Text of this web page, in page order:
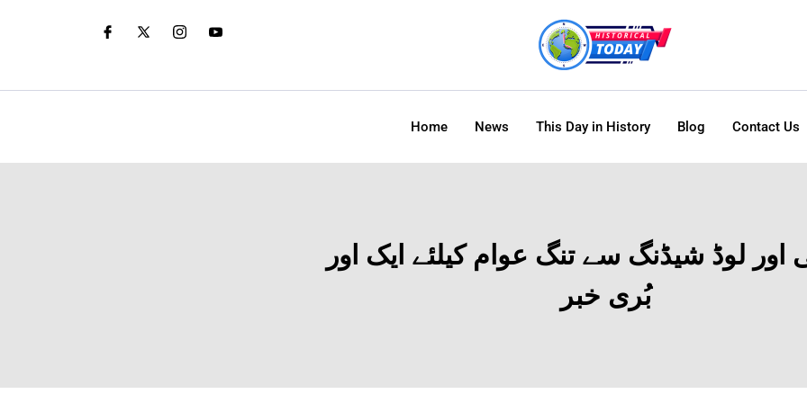
Home News This Day in History Blog Contact Us
اور لوڈ شیڈنگ سے تنگ عوام کیلئے ایک اور
بُری خبر